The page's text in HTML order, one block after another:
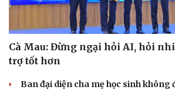
Cà Mau: Đừng ngại hỏi AI, hỏi
trợ tốt hơn
Ban đại diện cha mẹ học sinh không